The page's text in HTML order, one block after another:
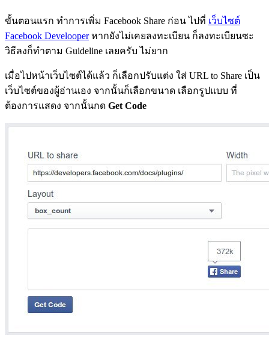
ขั้นตอนแรก ทำการเพิ่ม Facebook Share ก่อน ไปที่ เว็บไซต์
Facebook Develooperหากยังไม่เคยลงทะเบียน ก็ลงทะเบียนซะ
วิธีลงก็ทำตาม Guideline เลยครับ ไม่ยาก
เมื่อไปหน้าเว็บไซต์ได้แล้ว ก็เลือกปรับแต่ง ใส่ URL to Share เป็น
เว็บไซต์ของผู้อ่านเอง จากนั้นก็เลือกขนาด เลือกรูปแบบ ที่
ต้องการแสดง จากนั้นกด Get Code